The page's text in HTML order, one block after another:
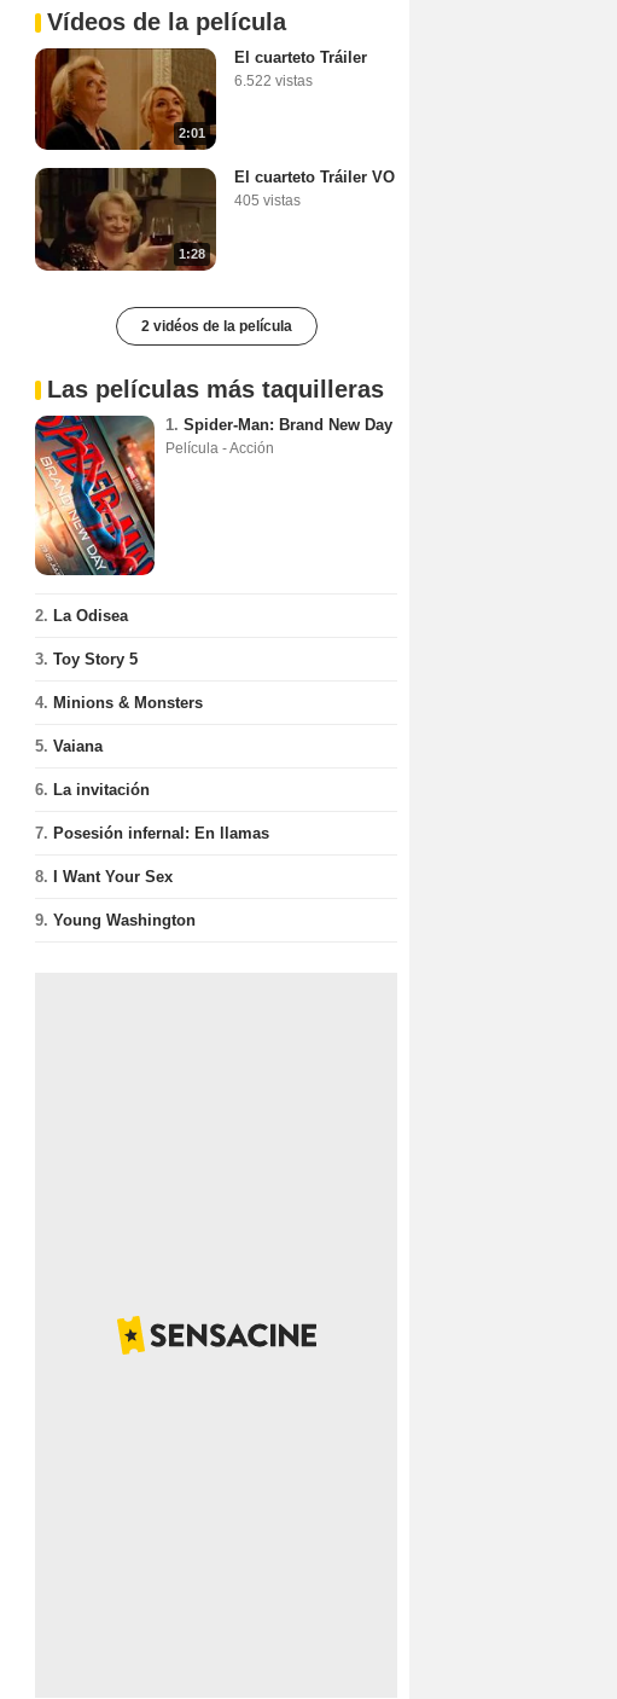
Vídeos de la película
2:01
El cuarteto Tráiler
6.522 vistas
1:28
El cuarteto Tráiler VO
405 vistas
2 vidéos de la película
Las películas más taquilleras
1. Spider-Man: Brand New Day
Película - Acción
2. La Odisea
3. Toy Story 5
4. Minions & Monsters
5. Vaiana
6. La invitación
7. Posesión infernal: En llamas
8. I Want Your Sex
9. Young Washington